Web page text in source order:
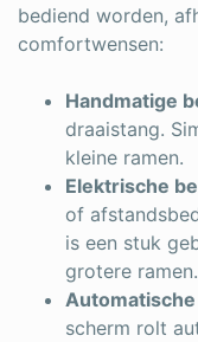
bediend worden,
comfortwensen:
Handmatige
draaistang.
kleine ramen.
Elektrische
of
is een stuk
grotere ramen.
scherm rolt